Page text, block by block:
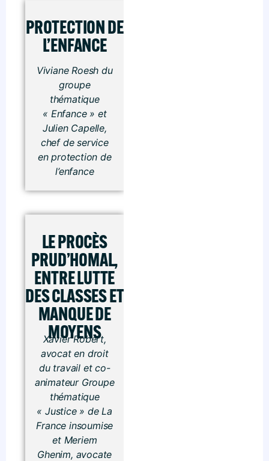
PROTECTION DE
L’ENFANCE
Viviane Roesh du
groupe
thématique
« Enfance » et
Julien Capelle,
chef de service
en protection de
l’enfance
LE PROCÈS
PRUD’HOMAL,
ENTRE LUTTE
DES CLASSES ET
MANQUE DE
MOYENS
Xavier Robert,
avocat en droit
du travail et co-
animateur Groupe
thématique
« Justice » de La
France insoumise
et Meriem
Ghenim, avocate